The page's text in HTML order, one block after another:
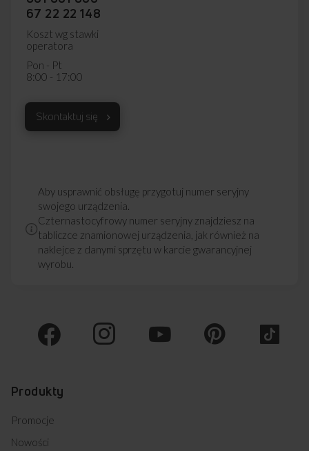
67 22 22 148
Koszt wg stawki
operatora
Pon - Pt
8:00 - 17:00
Skontaktuj się
Aby usprawnić obsługę przygotuj numer seryjny
swojego urządzenia.
Czternastocyfrowy numer seryjny znajdziesz na
tabliczce znamionowej urządzenia, jak również na
naklejce z danymi sprzętu w karcie gwarancyjnej
wyrobu.
Produkty
Promocje
Nowości